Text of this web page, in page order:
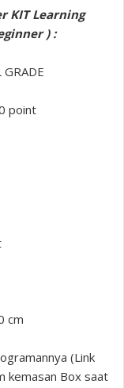
KIT Learning
) :
point
cm
(Link
kemasan Box saat